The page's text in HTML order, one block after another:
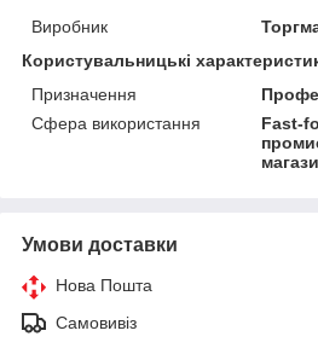
Виробник
Користувальницькі
Призначення
Сфера використання
Fast-
Умови доставки
Нова Пошта
Самовивіз